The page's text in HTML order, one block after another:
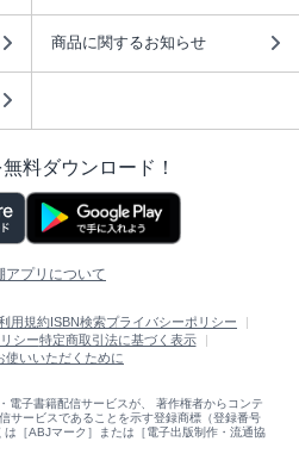
商品に関するお知らせ
料ダウンロード！
アプリについて
用規約 ISBN検索プライバシーポリシー
シー特定商取引法に基づく表示
使いいただくために
電子書籍配信サービスが、 著作権者からコンテ
サービスであることを示す登録商標（登録番号
［ABJマーク］または［電子出版制作・流通協